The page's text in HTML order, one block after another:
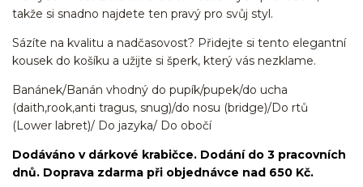
takže si snadno najdete ten pravý pro svůj styl.
Sázíte na kvalitu a nadčasovost? Přidejte si tento elegantní
kousek do košíku a užijte si šperk, který vás nezklame.
Banánek/Banán vhodný do pupík/pupek/do ucha
(daith,rook,anti tragus, snug)/do nosu (bridge)/Do rtů
(Lower labret)/ Do jazyka/ Do obočí
Dodáváno v dárkové krabičce. Dodání do 3 pracovních
dnů. Doprava zdarma při objednávce nad 650 Kč.